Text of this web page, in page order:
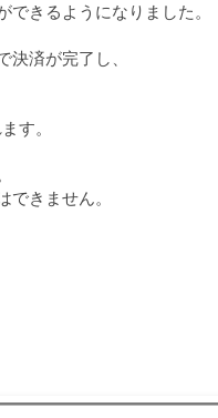
きるようになりました。
済が完了し、
す。
きません。